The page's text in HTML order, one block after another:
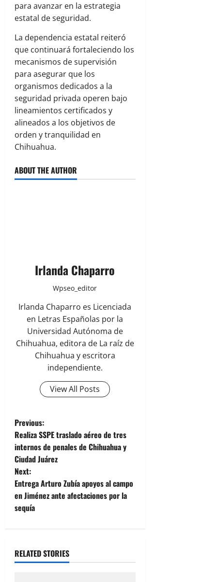
para avanzar en la estrategia
estatal de seguridad.
La dependencia estatal reiteró
que continuará fortaleciendo los
mecanismos de supervisión
para asegurar que los
organismos dedicados a la
seguridad privada operen bajo
lineamientos certificados y
alineados a los objetivos de
orden y tranquilidad en
Chihuahua.
ABOUT THE AUTHOR
Irlanda Chaparro
Wpseo_editor
Irlanda Chaparro es Licenciada
en Letras Españolas por la
Universidad Autónoma de
Chihuahua, editora de La raíz de
Chihuahua y escritora
independiente.
View All Posts
P
o
s
t
n
v
i
Previous:
Realiza SSPE traslado aéreo de tres
internos de penales de Chihuahua y
Ciudad Juárez
Next:
Entrega Arturo Zubía apoyos al campo
en Jiménez ante afectaciones por la
sequía
RELATED STORIES